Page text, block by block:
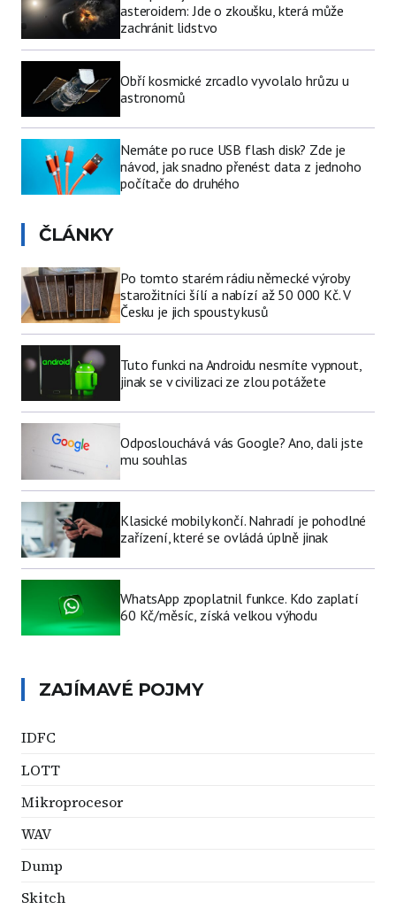
asteroidem: Jde o zkoušku, která může
zachránit lidstvo
Obří kosmické zrcadlo vyvolalo hrůzu u
astronomů
Nemáte po ruce USB flash disk? Zde je
návod, jak snadno přenést data z jednoho
počítače do druhého
ČLÁNKY
Po tomto starém rádiu německé výroby
starožitníci šílí a nabízí až 50 000 Kč. V
Česku je jich spousty kusů
Tuto funkci na Androidu nesmíte vypnout,
jinak se v civilizaci ze zlou potážete
Odposlouchává vás Google? Ano, dali jste
mu souhlas
Klasické mobily končí. Nahradí je pohodlné
zařízení, které se ovládá úplně jinak
WhatsApp zpoplatnil funkce. Kdo zaplatí
60 Kč/měsíc, získá velkou výhodu
ZAJÍMAVÉ POJMY
IDFC
LOTT
Mikroprocesor
WAV
Dump
Skitch